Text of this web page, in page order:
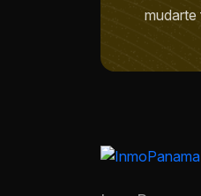
mudarte